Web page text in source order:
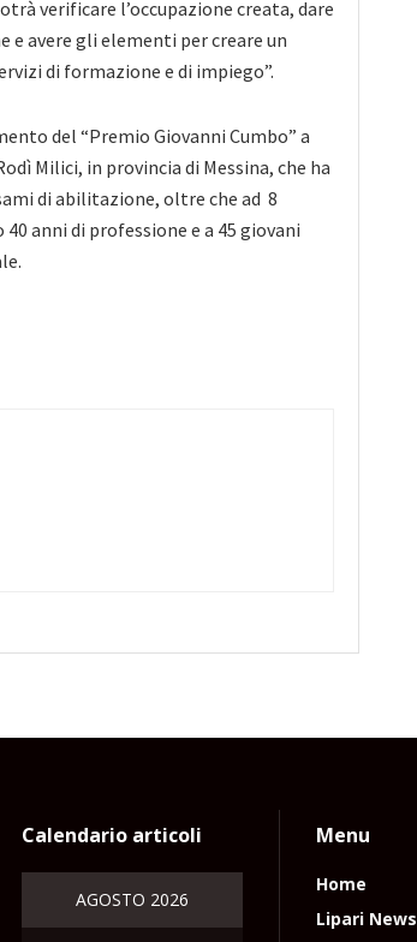
verificare l’occupazione creata, dare
avere gli elementi per creare un
di formazione e di impiego”.
del “Premio Giovanni Cumbo” a
Milici, in provincia di Messina, che ha
di abilitazione, oltre che ad 8
anni di professione e a 45 giovani
Calendario articoli
AGOSTO 2026
Menu
Home
Lipari News